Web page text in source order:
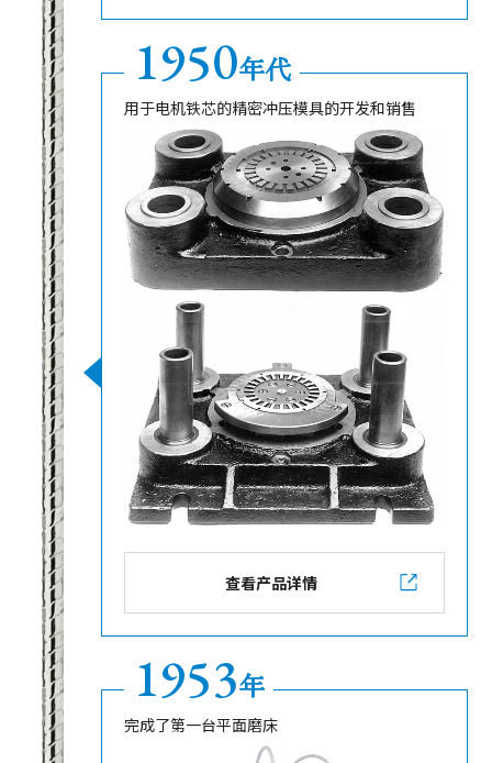
1950年代
用于电机铁芯的精密冲压模具的开发和销售
查看产品详情
1953年
完成了第一台平面磨床